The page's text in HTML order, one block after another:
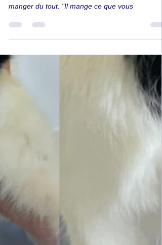
un chat
🥰 C'était une séance pour un chat qui vomissait